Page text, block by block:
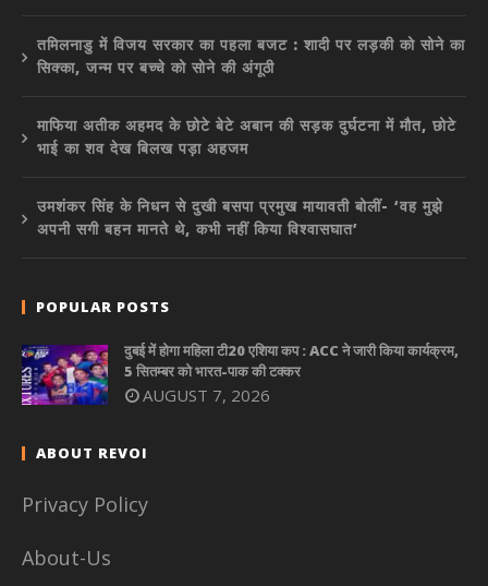
तमिलनाडु में विजय सरकार का पहला बजट : शादी पर लड़की को सोने का
सिक्का, जन्म पर बच्चे को सोने की अंगूठी
माफिया अतीक अहमद के छोटे बेटे अबान की सड़क दुर्घटना में मौत, छोटे
भाई का शव देख बिलख पड़ा अहजम
उमशंकर सिंह के निधन से दुखी बसपा प्रमुख मायावती बोलीं- ‘वह मुझे
अपनी सगी बहन मानते थे, कभी नहीं किया विश्वासघात’
POPULAR POSTS
दुबई में होगा महिला टी20 एशिया कप : ACC ने जारी किया कार्यक्रम,
5 सितम्बर को भारत-पाक की टक्कर
AUGUST 7, 2026
ABOUT REVOI
Privacy Policy
About-Us